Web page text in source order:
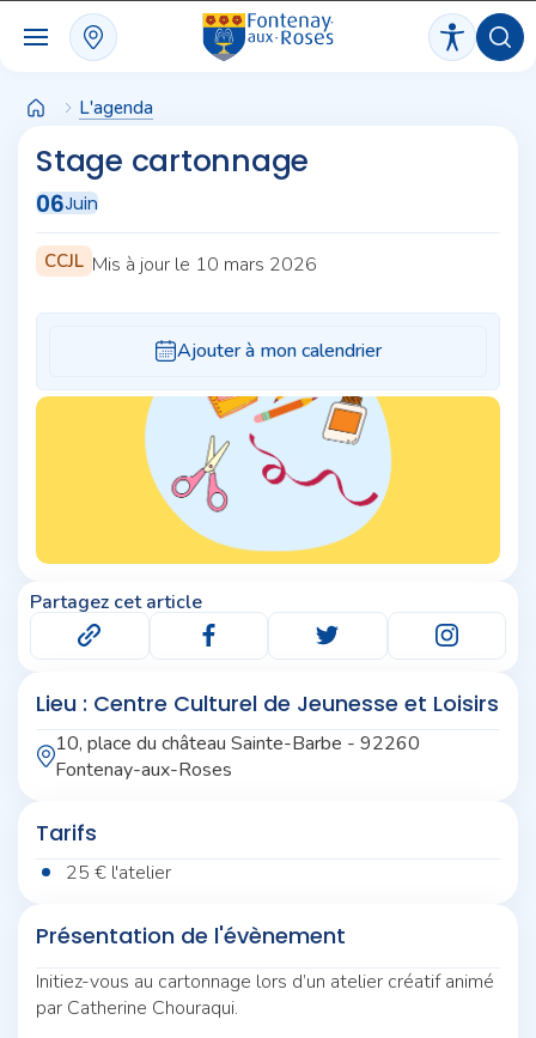
L'agenda
Stage cartonnage
06Juin
CCJL Mis à jour le 10 mars 2026
Partagez cet article
Lieu : Centre Culturel de Jeunesse et Loisirs
10, place du château Sainte-Barbe - 92260
Fontenay-aux-Roses
Tarifs
25 € l'atelier
Présentation de l'évènement
Initiez-vous au cartonnage lors d’un atelier créatif animé
par Catherine Chouraqui.
Panneau de gestion des cookies